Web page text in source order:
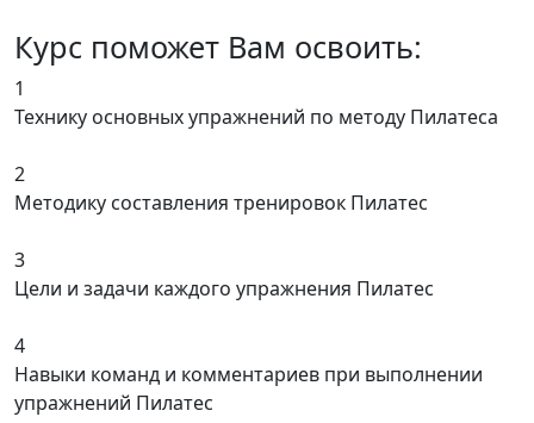
Курс поможет Вам освоить:
1
Технику основных упражнений по методу Пилатеса
2
Методику составления тренировок Пилатес
3
Цели и задачи каждого упражнения Пилатес
4
Навыки команд и комментариев при выполнении
упражнений Пилатес